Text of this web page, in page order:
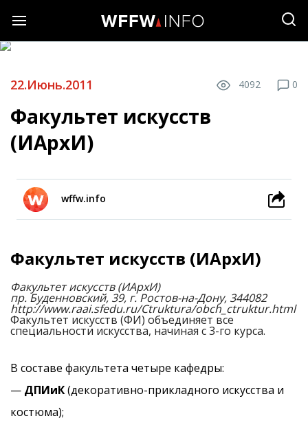
22.Июнь.2011 4092 0
Факультет искусств
(ИАрхИ)
wffw.info
Факультет искусств (ИАрхИ)
Факультет искусств (ИАрхИ)
пр. Буденновский, 39, г. Ростов-на-Дону, 344082
http://www.raai.sfedu.ru/Ctruktura/obch_ctruktur.html
Факультет искусств (ФИ) объединяет все
специальности искусства, начиная с 3-го курса.
В составе факультета четыре кафедры:
— ДПИиК(декоративно-прикладного искусства и
костюма);